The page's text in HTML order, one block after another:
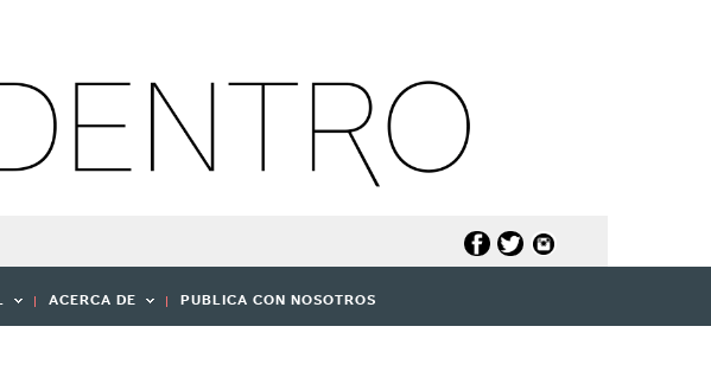
ACERCA DE PUBLICA CON NOSOTROS